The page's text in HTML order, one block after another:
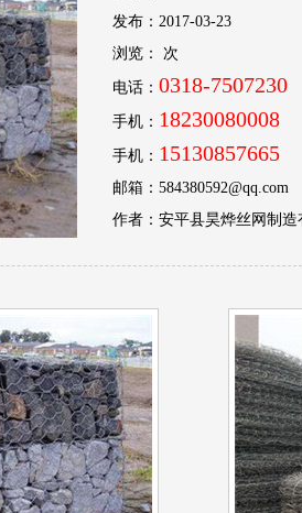
发布：2017-03-23
浏览：
次
电话： 0318-7507230
手机： 18230080008
手机： 15130857665
邮箱：584380592@qq.com
作者：安平县昊烨丝网制造